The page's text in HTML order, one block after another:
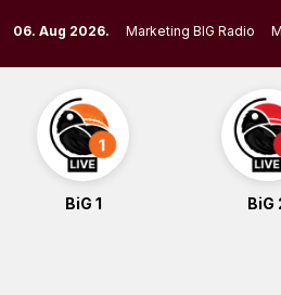
to
content
06. Aug 2026. Marketing BIG Radio
BiG 1 BiG